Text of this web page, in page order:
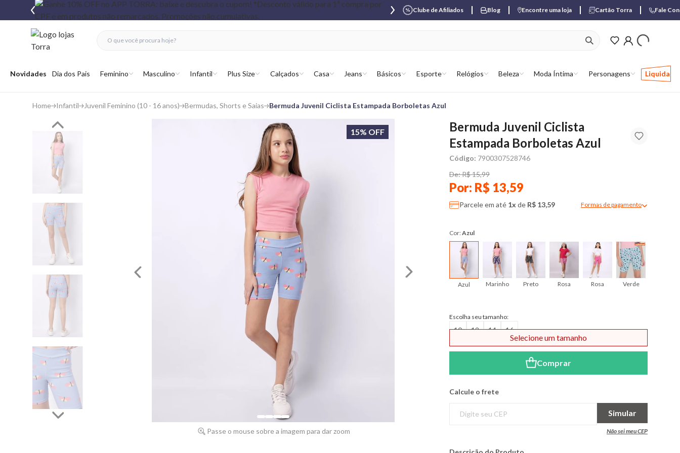
Clube de Afiliados Blog Encontre uma loja Cartão Torra Fale
Abrir menu
Novidades Dia dos Pais Feminino Masculino Infantil Plus Size Calçados Casa Jeans Básicos Esporte Relógios Beleza Moda Íntima Personagens Liquida
ver produtos
fechar menu
fechar menu
favoritos
Home Infantil Juvenil Feminino (10 - 16 anos) Bermudas, Shorts e Saias Bermuda Juvenil Ciclista Estampada Borboletas Azul
15% OFF
Passe o mouse sobre a imagem para dar zoom
Bermuda Juvenil Ciclista
Estampada Borboletas Azul
Código: 7900307528746
De: R$ 15,99
Por: R$ 13,59
Parcele em até 1x de R$ 13,59 Formas de pagamento
Cor:Azul
Azul Marinho Preto Rosa Rosa Verde
Escolha seu tamanho:
10 12 14 16
Comprar
Selecione um tamanho
Calcule o frete
Simular
Não sei meu CEP